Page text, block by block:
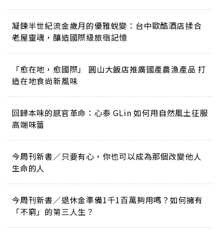
凝鍊半世紀流金歲月的優雅蛻變：台中歐酷酒店揉合
老屋靈魂，釀造國際級旅宿記憶
「愈在地，愈國際」 圓山大飯店推廣國產農漁產品 打
造在地食尚新風味
回歸本味的感官革命：心泰 GLin 如何用自然風土征服
高端味蕾
今周刊新書／只要有心，你也可以成為那個改變他人
生命的人
今周刊新書／退休金準備1千1百萬夠用嗎？如何擁有
「不窮」的第三人生？